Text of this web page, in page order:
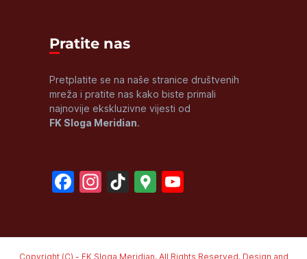
Pratite nas
Pretplatite se na naše stranice društvenih
mreža i pratite nas kako biste primali
najnovije ekskluzivne vijesti od
FK Sloga Meridian.
Facebook
Instagram
TikTokGoogle
Copyright (C) - FK Sloga Meridian. All Rights Reserved. Design and